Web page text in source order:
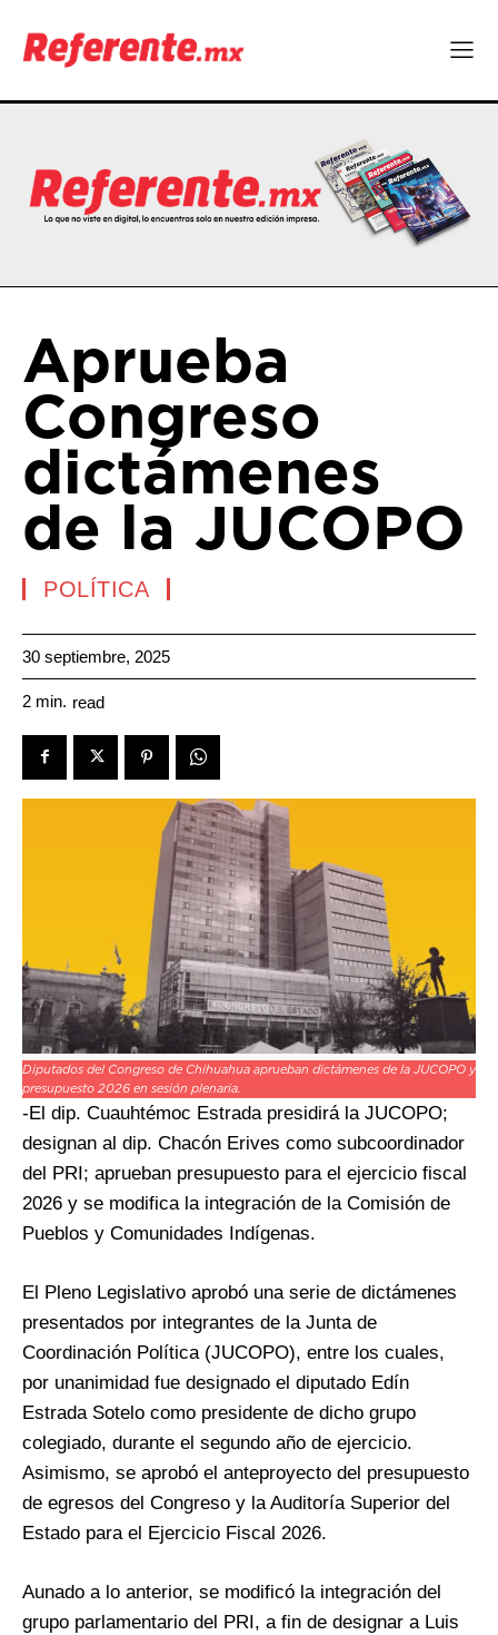
Aprueba
Congreso
dictámenes
de la JUCOPO
POLÍTICA
30 septiembre, 2025
2 min. read
Diputados del Congreso de Chihuahua aprueban dictámenes de la JUCOPO y
presupuesto 2026 en sesión plenaria.
-El dip. Cuauhtémoc Estrada presidirá la JUCOPO;
designan al dip. Chacón Erives como subcoordinador
del PRI; aprueban presupuesto para el ejercicio fiscal
2026 y se modifica la integración de la Comisión de
Pueblos y Comunidades Indígenas.
El Pleno Legislativo aprobó una serie de dictámenes
presentados por integrantes de la Junta de
Coordinación Política (JUCOPO), entre los cuales,
por unanimidad fue designado el diputado Edín
Estrada Sotelo como presidente de dicho grupo
colegiado, durante el segundo año de ejercicio.
Asimismo, se aprobó el anteproyecto del presupuesto
de egresos del Congreso y la Auditoría Superior del
Estado para el Ejercicio Fiscal 2026.
Aunado a lo anterior, se modificó la integración del
grupo parlamentario del PRI, a fin de designar a Luis